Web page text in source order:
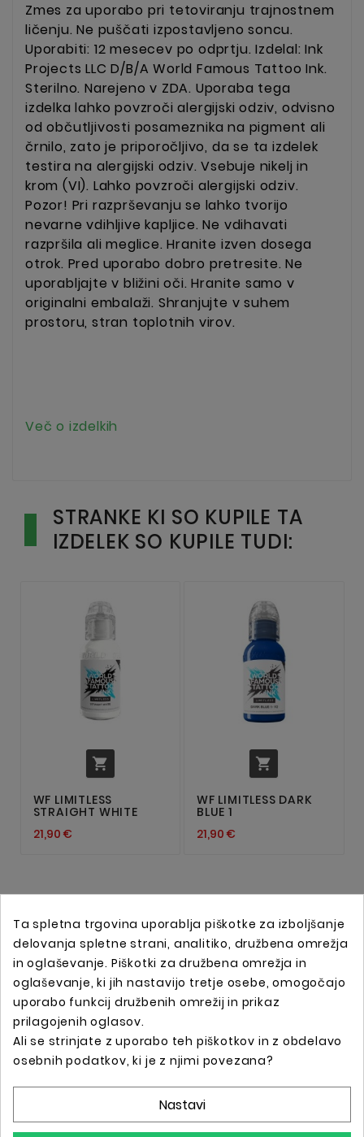
Zmes za uporabo pri tetoviranju trajnostnem
ličenju. Ne puščati izpostavljeno soncu.
Uporabiti: 12 mesecev po odprtju. Izdelal: Ink
Projects LLC D/B/A World Famous Tattoo Ink.
Sterilno. Narejeno v ZDA. Uporaba tega
izdelka lahko povzroči alergijski odziv, odvisno
od občutljivosti posameznika na pigment ali
črnilo, zato je priporočljivo, da se ta izdelek
testira na alergijski odziv. Vsebuje nikelj in
krom (VI). Lahko povzroči alergijski odziv.
Pozor! Pri razprševanju se lahko tvorijo
nevarne vdihljive kapljice. Ne vdihavati
razpršila ali meglice. Hranite izven dosega
otrok. Pred uporabo dobro pretresite. Ne
uporabljajte v bližini oči. Hranite samo v
originalni embalaži. Shranjujte v suhem
prostoru, stran toplotnih virov.
Več o izdelkih
STRANKE KI SO KUPILE TA
IZDELEK SO KUPILE TUDI:

WF LIMITLESS
STRAIGHT WHITE
21,90 €

WF LIMITLESS DARK
BLUE 1
21,90 €
Spletna trgovina s profesionalno tattoo opremo !
Ta spletna trgovina uporablja piškotke za izboljšanje
delovanja spletne strani, analitiko, družbena omrežja
in oglaševanje. Piškotki za družbena omrežja in
oglaševanje, ki jih nastavijo tretje osebe, omogočajo
uporabo funkcij družbenih omrežij in prikaz
prilagojenih oglasov.
Ali se strinjate z uporabo teh piškotkov in z obdelavo
osebnih podatkov, ki je z njimi povezana?
Nastavi